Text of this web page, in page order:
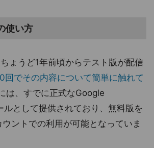
使い方
ょうど1年前頃からテスト版が配信
回でその内容について簡単に触れて
は、すでに正式なGoogle
として提供されており、無料版を
ントでの利用が可能となっていま